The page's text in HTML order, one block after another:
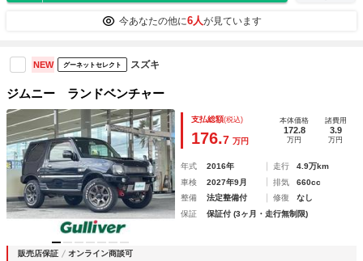
今あなたの他に6人が見ています
NEW グーネットセレクト スズキ
ジムニー ランドベンチャー
支払総額(税込)
176.7 万円
本体価格
172.8
万円
諸費用
3.9
万円
年式 2016年 走行
4.9万km
車検
2027年9月 排気
660cc
整備
法定整備付 修復
なし
保証
保証付 (3ヶ月・走行無制限)
販売店保証 オンライン商談可